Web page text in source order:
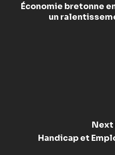
Économie bretonne
un
Next
Handicap et